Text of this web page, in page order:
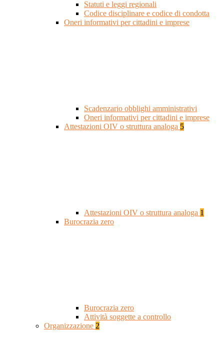
Statuti e leggi regionali
Codice disciplinare e codice di condotta
Oneri informativi per cittadini e imprese
Scadenzario obblighi amministrativi
Oneri informativi per cittadini e imprese
Attestazioni OIV o struttura analoga 5
Attestazioni OIV o struttura analoga 1
Burocrazia zero
Burocrazia zero
Attività soggette a controllo
Organizzazione 2